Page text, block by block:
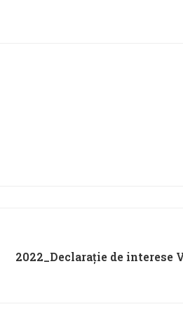
2022_Declarație de interese